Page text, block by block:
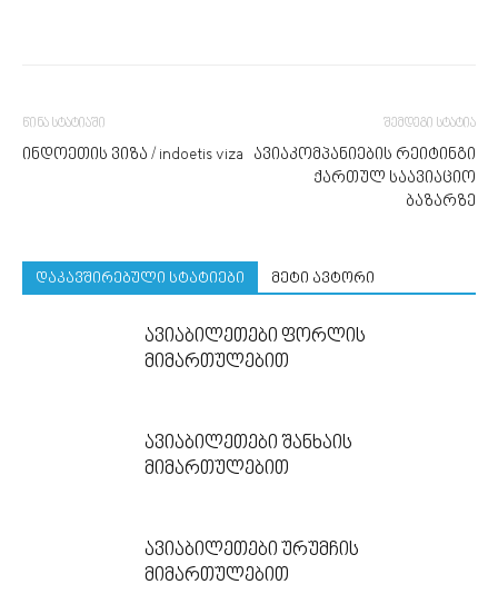
წინა სტატიაში
ინდოეთის ვიზა / indoetis viza
შემდეგი სტატია
ავიაკომპანიების რეიტინგი
ქართულ საავიაციო
ბაზარზე
დაკავშირებული სტატიები მეტი ავტორი
ავიაბილეთები ფორლის
მიმართულებით
ავიაბილეთები შანხაის
მიმართულებით
ავიაბილეთები ურუმჩის
მიმართულებით